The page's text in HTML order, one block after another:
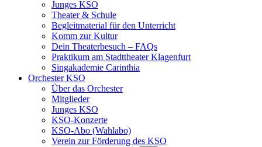
Junges KSO
Theater & Schule
Begleitmaterial für den Unterricht
Komm zur Kultur
Dein Theaterbesuch – FAQs
Praktikum am Stadttheater Klagenfurt
Singakademie Carinthia
Orchester KSO
Über das Orchester
Mitglieder
Junges KSO
KSO-Konzerte
KSO-Abo (Wahlabo)
Verein zur Förderung des KSO